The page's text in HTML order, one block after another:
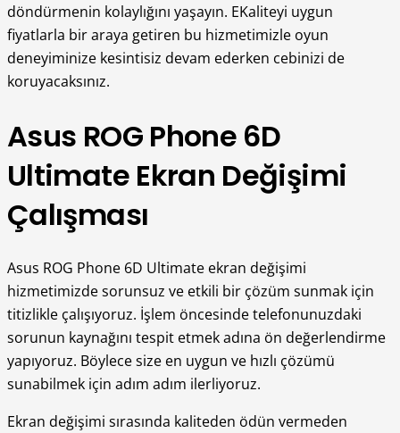
döndürmenin kolaylığını yaşayın. EKaliteyi uygun
fiyatlarla bir araya getiren bu hizmetimizle oyun
deneyiminize kesintisiz devam ederken cebinizi de
koruyacaksınız.
Asus ROG Phone 6D
Ultimate Ekran Değişimi
Çalışması
Asus ROG Phone 6D Ultimate ekran değişimi
hizmetimizde sorunsuz ve etkili bir çözüm sunmak için
titizlikle çalışıyoruz. İşlem öncesinde telefonunuzdaki
sorunun kaynağını tespit etmek adına ön değerlendirme
yapıyoruz. Böylece size en uygun ve hızlı çözümü
sunabilmek için adım adım ilerliyoruz.
Ekran değişimi sırasında kaliteden ödün vermeden